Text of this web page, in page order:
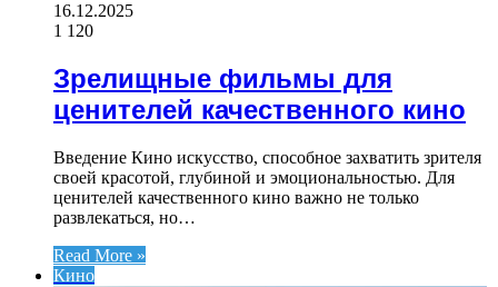
16.12.2025
1 120
Зрелищные фильмы для
ценителей качественного кино
Введение Кино искусство, способное захватить зрителя
своей красотой, глубиной и эмоциональностью. Для
ценителей качественного кино важно не только
развлекаться, но…
Read More »
Кино